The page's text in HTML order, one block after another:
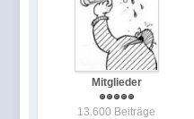
Mitglieder
13.600 Beiträge